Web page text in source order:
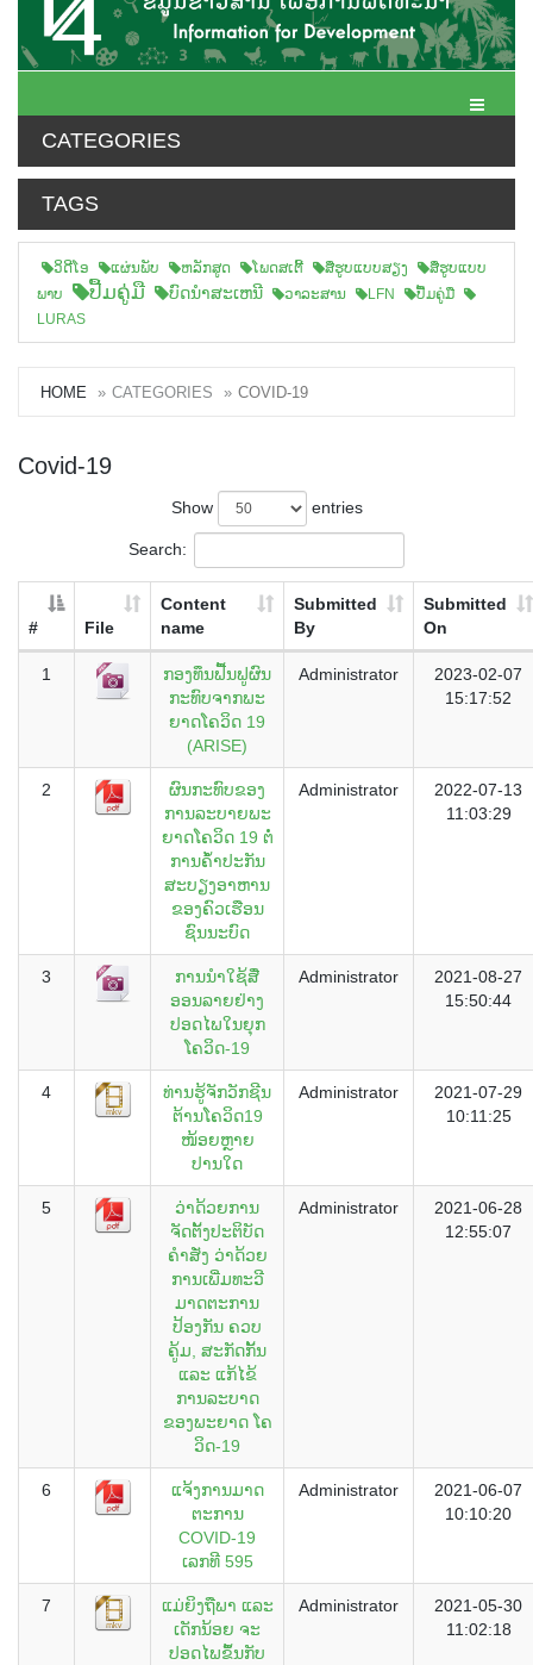
Toggle
CATEGORIES
TAGS
ວິດີໂອ ແຜ່ນພັບ ຫລັກສູດ ໂພດສເຕີ້ ສືຮູບແບບສຽງ
ສື່ຮູບແບບ
ພາບ
ປື້ມຄູ່ມື ບົດນຳສະເຫນີ ວາລະສານ LFN
ປື້ມຄູ່ມື
LURAS
HOME CATEGORIES COVID-19
Covid-19
Show entries
Search:
# File
Content
name
Submitted
By
Submitted
On
1
ກອງທຶນຟື້ນຟູຜົນ
ກະທົບຈາກພະ
ຍາດໂຄວິດ 19
(ARISE)
Administrator
2023-02-07
15:17:52
2
ຜົນກະທົບຂອງ
ການລະບາຍພະ
ຍາດໂຄວິດ 19 ຕໍ່
ການຄໍໍ້າປະກັນ
ສະບຽງອາຫານ
ຂອງຄົວເຮືອນ
ຊົນນະບົດ
Administrator
2022-07-13
11:03:29
3
ການນຳໃຊ້ສື່
ອອນລາຍຢ່າງ
ປອດໄພໃນຍຸກ
ໂຄວິດ-19
Administrator
2021-08-27
15:50:44
4
ທ່ານຮູ້ຈັກວັກຊີນ
ຕ້ານໂຄວິດ19
ໜ້ອຍຫຼາຍ
ປານໃດ
Administrator
2021-07-29
10:11:25
5
ວ່າດ້ວຍການ
ຈັດຕັ້ງປະຕິບັດ
ຄຳສັ່ງ ວ່າດ້ວຍ
ການເພີ່ມທະວີ
ມາດຕະການ
ປ້ອງກັນ ຄວບ
ຄູ້ມ, ສະກັດກັ້ນ
ແລະ ແກ້ໄຂ້
ການລະບາດ
ຂອງພະຍາດ ໂຄ
ວິດ-19
Administrator
2021-06-28
12:55:07
6
ແຈ້ງການມາດ
ຕະການ
COVID-19
ເລກທີ 595
Administrator
2021-06-07
10:10:20
7
ແມ່ຍິງຖືພາ ແລະ
ເດັກນ້ອຍ ຈະ
ປອດໄພຂຶ້ນກັບ
Administrator
2021-05-30
11:02:18